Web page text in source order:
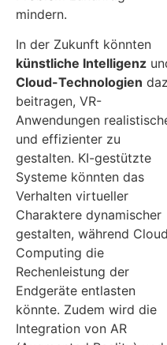
mindern.
In der Zukunft könnten
künstliche Intelligenz
Cloud-Technologien
beitragen, VR-
Anwendungen
und effizienter zu
gestalten. KI-gestützte
Systeme könnten das
Verhalten virtueller
Charaktere dynamischer
gestalten, während
Computing die
Rechenleistung der
Endgeräte entlasten
könnte. Zudem wird die
Integration von AR